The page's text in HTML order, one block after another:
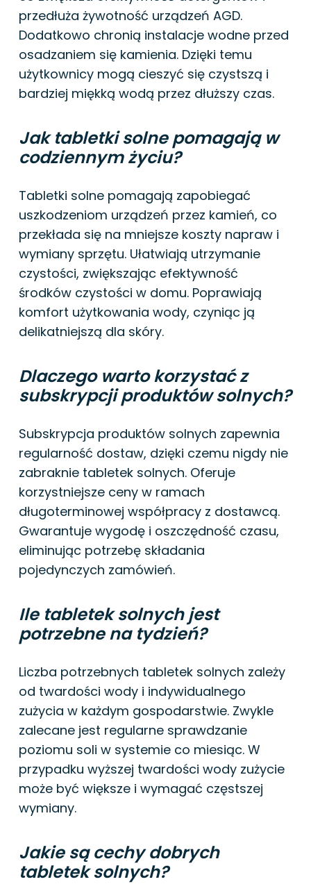
przedłuża żywotność urządzeń AGD.
Dodatkowo chronią instalacje wodne przed
osadzaniem się kamienia. Dzięki temu
użytkownicy mogą cieszyć się czystszą i
bardziej miękką wodą przez dłuższy czas.
Jak tabletki solne pomagają w
codziennym życiu?
Tabletki solne pomagają zapobiegać
uszkodzeniom urządzeń przez kamień, co
przekłada się na mniejsze koszty napraw i
wymiany sprzętu. Ułatwiają utrzymanie
czystości, zwiększając efektywność
środków czystości w domu. Poprawiają
komfort użytkowania wody, czyniąc ją
delikatniejszą dla skóry.
Dlaczego warto korzystać z
subskrypcji produktów solnych?
Subskrypcja produktów solnych zapewnia
regularność dostaw, dzięki czemu nigdy nie
zabraknie tabletek solnych. Oferuje
korzystniejsze ceny w ramach
długoterminowej współpracy z dostawcą.
Gwarantuje wygodę i oszczędność czasu,
eliminując potrzebę składania
pojedynczych zamówień.
Ile tabletek solnych jest
potrzebne na tydzień?
Liczba potrzebnych tabletek solnych zależy
od twardości wody i indywidualnego
zużycia w każdym gospodarstwie. Zwykle
zalecane jest regularne sprawdzanie
poziomu soli w systemie co miesiąc. W
przypadku wyższej twardości wody zużycie
może być większe i wymagać częstszej
wymiany.
Jakie są cechy dobrych
tabletek solnych?